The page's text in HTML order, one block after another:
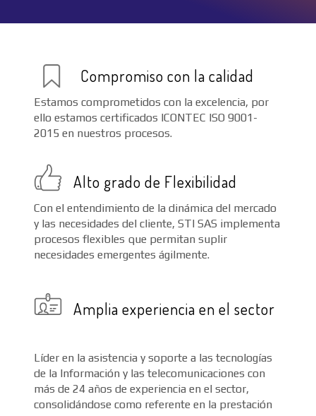
Compromiso con la calidad
Estamos comprometidos con la excelencia, por
ello estamos certificados ICONTEC ISO 9001-
2015 en nuestros procesos.
Alto grado de Flexibilidad
Con el entendimiento de la dinámica del mercado
y las necesidades del cliente, STI SAS implementa
procesos flexibles que permitan suplir
necesidades emergentes ágilmente.
Amplia experiencia en el sector
Líder en la asistencia y soporte a las tecnologías
de la Información y las telecomunicaciones con
más de 24 años de experiencia en el sector,
consolidándose como referente en la prestación